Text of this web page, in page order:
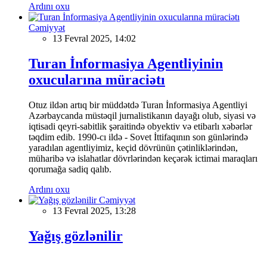
Ardını oxu
Cəmiyyət
13 Fevral 2025, 14:02
Turan İnformasiya Agentliyinin
oxucularına müraciətı
Otuz ildən artıq bir müddətdə Turan İnformasiya Agentliyi
Azərbaycanda müstəqil jurnalistikanın dayağı olub, siyasi və
iqtisadi qeyri-sabitlik şəraitində obyektiv və etibarlı xəbərlər
təqdim edib. 1990-cı ildə - Sovet İttifaqının son günlərində
yaradılan agentliyimiz, keçid dövrünün çətinliklərindən,
müharibə və islahatlar dövrlərindən keçərək ictimai maraqları
qorumağa sadiq qalıb.
Ardını oxu
Cəmiyyət
13 Fevral 2025, 13:28
Yağış gözlənilir